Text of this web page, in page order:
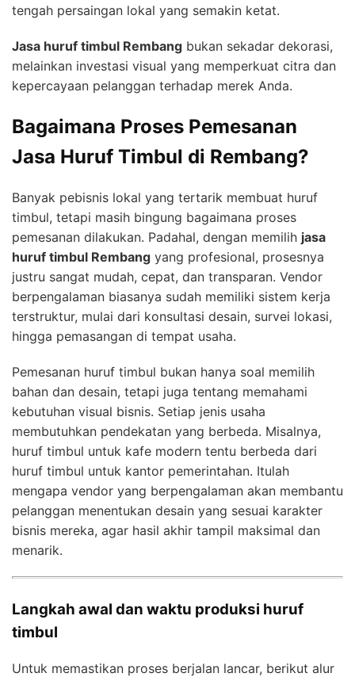
tengah persaingan lokal yang semakin ketat.
Jasa huruf timbul Rembang bukan sekadar dekorasi,
melainkan investasi visual yang memperkuat citra dan
kepercayaan pelanggan terhadap merek Anda.
Bagaimana Proses Pemesanan
Jasa Huruf Timbul di Rembang?
Banyak pebisnis lokal yang tertarik membuat huruf
timbul, tetapi masih bingung bagaimana proses
pemesanan dilakukan. Padahal, dengan memilih jasa
huruf timbul Rembang yang profesional, prosesnya
justru sangat mudah, cepat, dan transparan. Vendor
berpengalaman biasanya sudah memiliki sistem kerja
terstruktur, mulai dari konsultasi desain, survei lokasi,
hingga pemasangan di tempat usaha.
Pemesanan huruf timbul bukan hanya soal memilih
bahan dan desain, tetapi juga tentang memahami
kebutuhan visual bisnis. Setiap jenis usaha
membutuhkan pendekatan yang berbeda. Misalnya,
huruf timbul untuk kafe modern tentu berbeda dari
huruf timbul untuk kantor pemerintahan. Itulah
mengapa vendor yang berpengalaman akan membantu
pelanggan menentukan desain yang sesuai karakter
bisnis mereka, agar hasil akhir tampil maksimal dan
menarik.
Langkah awal dan waktu produksi huruf
timbul
Untuk memastikan proses berjalan lancar, berikut alur